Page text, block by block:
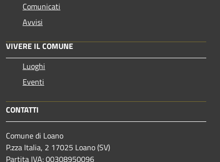
Comunicati
Avvisi
VIVERE IL COMUNE
Luoghi
Eventi
CONTATTI
Comune di Loano
P.zza Italia, 2 17025 Loano (SV)
Partita IVA: 00308950096